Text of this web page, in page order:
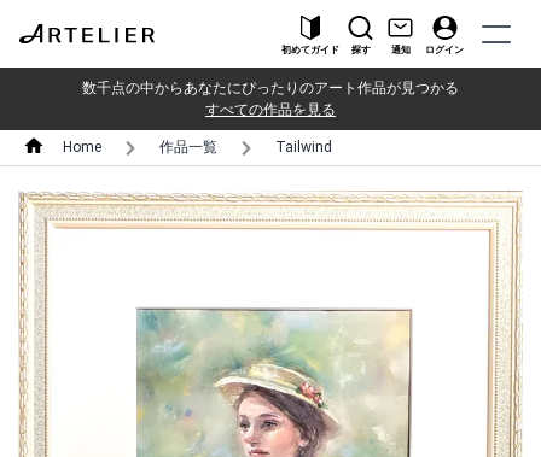
初めてガイド 探す 通知 ログイン
数千点の中からあなたにぴったりのアート作品が見つかる
すべての作品を見る
Home 作品一覧 Tailwind